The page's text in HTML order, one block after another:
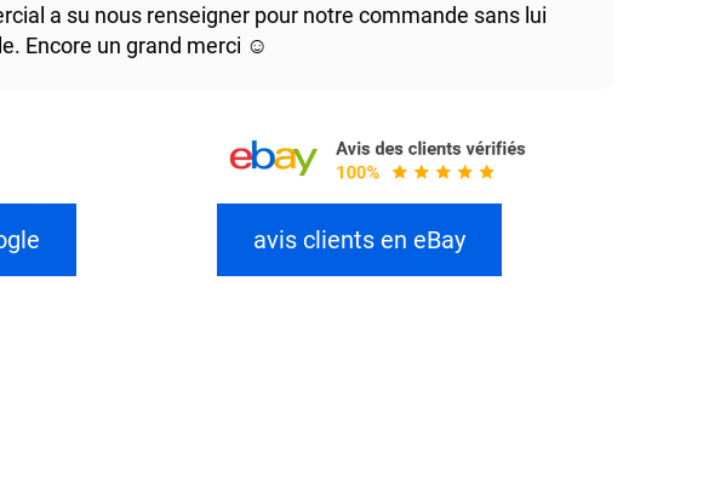
a su nous renseigner pour notre commande sans lui
Encore un grand merci ☺️
avis clients en eBay